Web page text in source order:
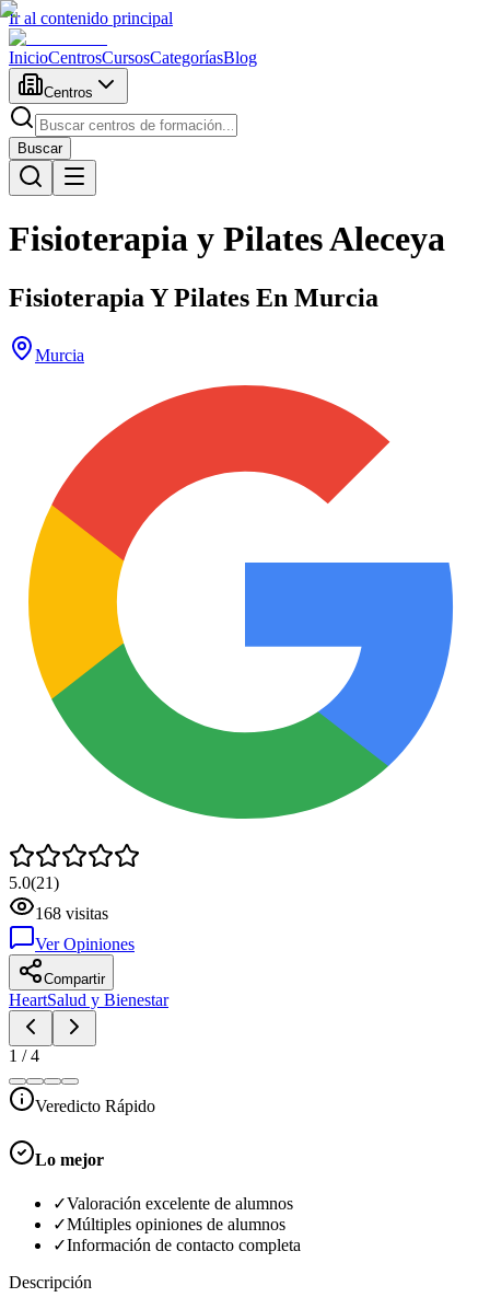
Ir al contenido principal
InicioCentrosCursosCategoríasBlog
Centros
Buscar
Fisioterapia y Pilates Aleceya
Fisioterapia Y Pilates En Murcia
Murcia
5.0(21)
168 visitas
Ver Opiniones
Compartir
HeartSalud y Bienestar
1 /4
Veredicto Rápido
Lo mejor
✓Valoración excelente de alumnos
✓Múltiples opiniones de alumnos
✓Información de contacto completa
Descripción